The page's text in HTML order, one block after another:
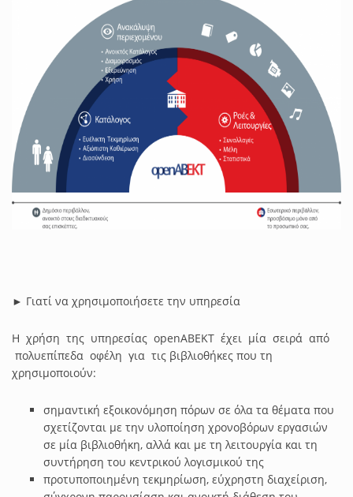
► Γιατί να χρησιμοποιήσετε την υπηρεσία
Η χρήση της υπηρεσίας openABEKT έχει μία σειρά από
πολυεπίπεδα οφέλη για τις βιβλιοθήκες που τη
χρησιμοποιούν:
σημαντική εξοικονόμηση πόρων σε όλα τα θέματα που
σχετίζονται με την υλοποίηση χρονοβόρων εργασιών
σε μία βιβλιοθήκη, αλλά και με τη λειτουργία και τη
συντήρηση του κεντρικού λογισμικού της
προτυποποιημένη τεκμηρίωση, εύχρηστη διαχείριση,